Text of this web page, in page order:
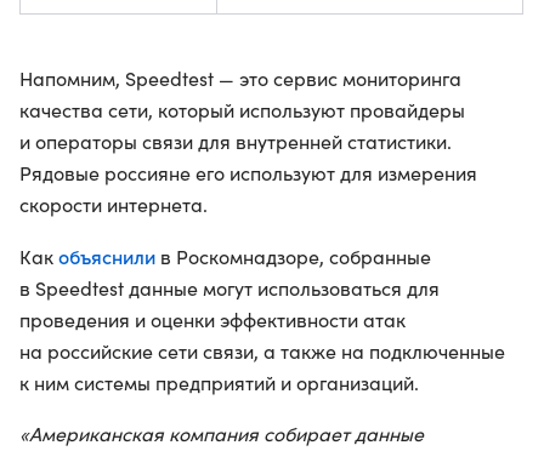
Напомним, Speedtest — это сервис мониторинга
качества сети, который используют провайдеры
и операторы связи для внутренней статистики.
Рядовые россияне его используют для измерения
скорости интернета.
Какобъяснили в Роскомнадзоре, собранные
в Speedtest данные могут использоваться для
проведения и оценки эффективности атак
на российские сети связи, а также на подключенные
к ним системы предприятий и организаций.
«Американская компания собирает данные